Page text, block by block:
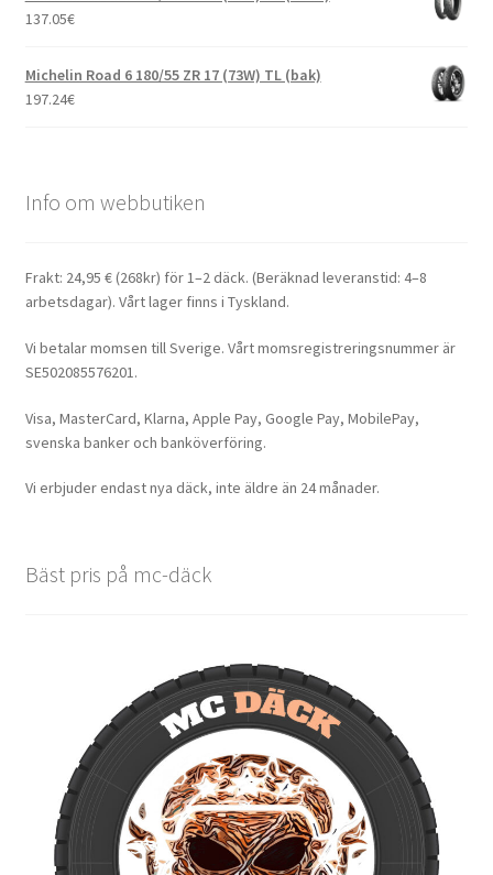
137.05€
Michelin Road 6 180/55 ZR 17 (73W) TL (bak)
197.24€
Info om webbutiken
Frakt: 24,95 € (268kr) för 1–2 däck. (Beräknad leveranstid: 4–8
arbetsdagar). Vårt lager finns i Tyskland.
Vi betalar momsen till Sverige. Vårt momsregistreringsnummer är
SE502085576201.
Visa, MasterCard, Klarna, Apple Pay, Google Pay, MobilePay,
svenska banker och banköverföring.
Vi erbjuder endast nya däck, inte äldre än 24 månader.
Bäst pris på mc-däck